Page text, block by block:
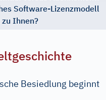
Software-Lizenzmodell
zu Ihnen?
Besiedlung beginnt